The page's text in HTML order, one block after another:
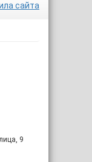
сайта
9